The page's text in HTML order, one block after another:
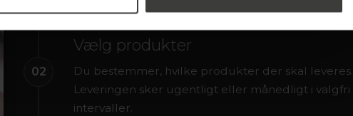
02
Vælg produkter
Du bestemmer, hvilke produkter der skal leveres.
Leveringen sker ugentligt eller månedligt i valgfri
intervaller.